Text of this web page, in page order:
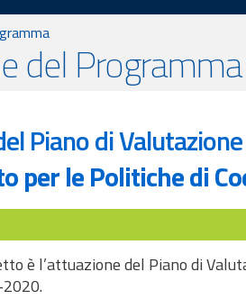
del Programma
Piano di
per le Politiche di
è l’attuazione del Piano di